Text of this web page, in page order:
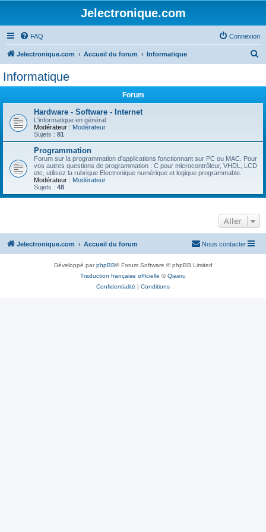
Jelectronique.com
FAQ Connexion
Jelectronique.com Accueil du forum Informatique
Informatique
Forum
Hardware - Software - Internet
L'informatique en général
Modérateur : Modérateur
Sujets : 81
Programmation
Forum sur la programmation d'applications fonctionnant sur PC ou MAC. Pour
vos autres questions de programmation : C pour microcontrôleur, VHDL, LCD
etc, utilisez la rubrique Electronique numérique et logique programmable.
Modérateur : Modérateur
Sujets : 48
Aller
Jelectronique.com Accueil du forum Nous contacter
Développé parphpBB® Forum Software © phpBB Limited
Traduction française officielle ©Qiaeru
Confidentialité | Conditions